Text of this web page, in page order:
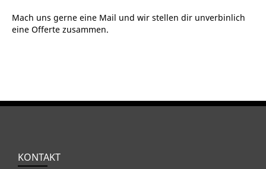
Mach uns gerne eine Mail und wir stellen dir unverbinlich
eine Offerte zusammen.
KONTAKT